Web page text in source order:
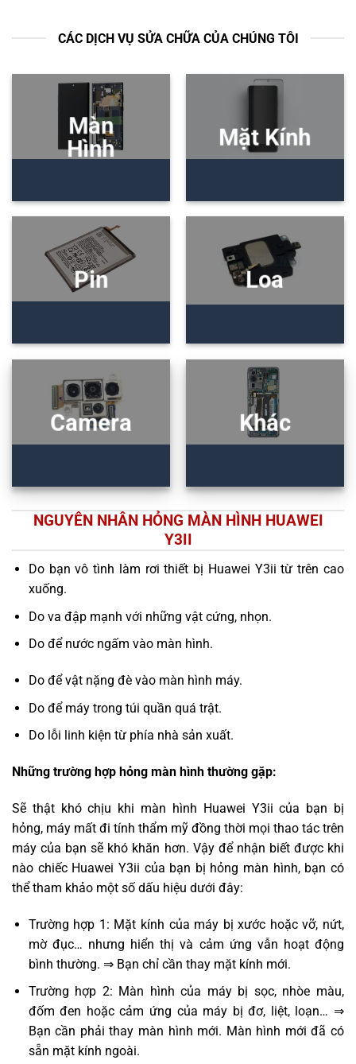
CÁC DỊCH VỤ SỬA CHỮA CỦA CHÚNG TÔI
Màn
Hình
Mặt Kính
Pin Loa
Camera Khác
NGUYÊN NHÂN HỎNG MÀN HÌNH HUAWEI
Y3II
Do bạn vô tình làm rơi thiết bị Huawei Y3ii từ trên cao
xuống.
Do va đập mạnh với những vật cứng, nhọn.
Do để nước ngấm vào màn hình.
Do để vật nặng đè vào màn hình máy.
Do để máy trong túi quần quá trật.
Do lỗi linh kiện từ phía nhà sản xuất.
Những trường hợp hỏng màn hình thường gặp:
Sẽ thật khó chịu khi màn hình Huawei Y3ii của bạn bị
hỏng, máy mất đi tính thẩm mỹ đồng thời mọi thao tác trên
máy của bạn sẽ khó khăn hơn. Vậy để nhận biết được khi
nào chiếc Huawei Y3ii của bạn bị hỏng màn hình, bạn có
thể tham khảo một số dấu hiệu dưới đây:
Trường hợp 1: Mặt kính của máy bị xước hoặc vỡ, nứt,
mờ đục… nhưng hiển thị và cảm ứng vẫn hoạt động
bình thường. ⇒ Bạn chỉ cần thay mặt kính mới.
Trường hợp 2: Màn hình của máy bị sọc, nhòe màu,
đốm đen hoặc cảm ứng của máy bị đơ, liệt, loạn… ⇒
Bạn cần phải thay màn hình mới. Màn hình mới đã có
sẵn mặt kính ngoài.